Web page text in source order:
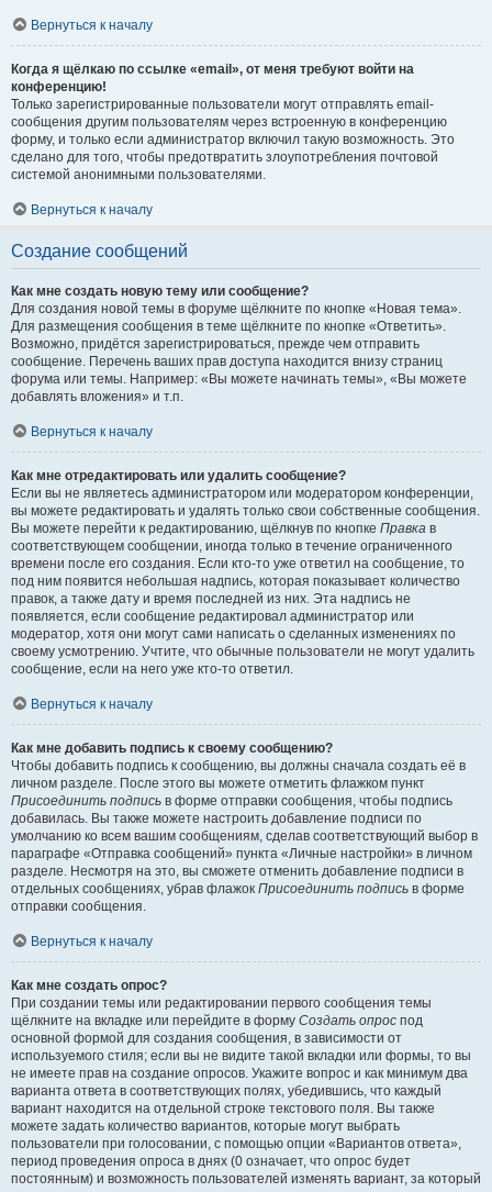
Вернуться к началу
Когда я щёлкаю по ссылке «email», от меня требуют войти на
конференцию!
Только зарегистрированные пользователи могут отправлять email-
сообщения другим пользователям через встроенную в конференцию
форму, и только если администратор включил такую возможность. Это
сделано для того, чтобы предотвратить злоупотребления почтовой
системой анонимными пользователями.
Вернуться к началу
Создание сообщений
Как мне создать новую тему или сообщение?
Для создания новой темы в форуме щёлкните по кнопке «Новая тема».
Для размещения сообщения в теме щёлкните по кнопке «Ответить».
Возможно, придётся зарегистрироваться, прежде чем отправить
сообщение. Перечень ваших прав доступа находится внизу страниц
форума или темы. Например: «Вы можете начинать темы», «Вы можете
добавлять вложения» и т.п.
Вернуться к началу
Как мне отредактировать или удалить сообщение?
Если вы не являетесь администратором или модератором конференции,
вы можете редактировать и удалять только свои собственные сообщения.
Вы можете перейти к редактированию, щёлкнув по кнопке Правка в
соответствующем сообщении, иногда только в течение ограниченного
времени после его создания. Если кто-то уже ответил на сообщение, то
под ним появится небольшая надпись, которая показывает количество
правок, а также дату и время последней из них. Эта надпись не
появляется, если сообщение редактировал администратор или
модератор, хотя они могут сами написать о сделанных изменениях по
своему усмотрению. Учтите, что обычные пользователи не могут удалить
сообщение, если на него уже кто-то ответил.
Вернуться к началу
Как мне добавить подпись к своему сообщению?
Чтобы добавить подпись к сообщению, вы должны сначала создать её в
личном разделе. После этого вы можете отметить флажком пункт
Присоединить подпись в форме отправки сообщения, чтобы подпись
добавилась. Вы также можете настроить добавление подписи по
умолчанию ко всем вашим сообщениям, сделав соответствующий выбор в
параграфе «Отправка сообщений» пункта «Личные настройки» в личном
разделе. Несмотря на это, вы сможете отменить добавление подписи в
отдельных сообщениях, убрав флажок Присоединить подпись в форме
отправки сообщения.
Вернуться к началу
Как мне создать опрос?
При создании темы или редактировании первого сообщения темы
щёлкните на вкладке или перейдите в форму Создать опрос под
основной формой для создания сообщения, в зависимости от
используемого стиля; если вы не видите такой вкладки или формы, то вы
не имеете прав на создание опросов. Укажите вопрос и как минимум два
варианта ответа в соответствующих полях, убедившись, что каждый
вариант находится на отдельной строке текстового поля. Вы также
можете задать количество вариантов, которые могут выбрать
пользователи при голосовании, с помощью опции «Вариантов ответа»,
период проведения опроса в днях (0 означает, что опрос будет
постоянным) и возможность пользователей изменять вариант, за который